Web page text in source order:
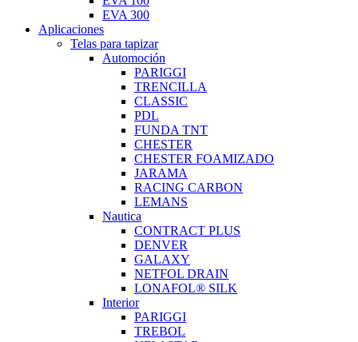
EVA 300
Aplicaciones
Telas para tapizar
Automoción
PARIGGI
TRENCILLA
CLASSIC
PDL
FUNDA TNT
CHESTER
CHESTER FOAMIZADO
JARAMA
RACING CARBON
LEMANS
Nautica
CONTRACT PLUS
DENVER
GALAXY
NETFOL DRAIN
LONAFOL® SILK
Interior
PARIGGI
TREBOL